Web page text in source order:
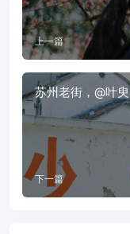
上一篇
苏州老街，@叶臾
下一篇